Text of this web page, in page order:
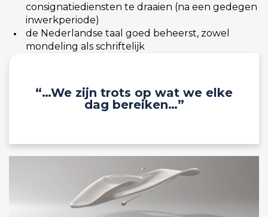
consignatiediensten te draaien (na een gedegen
inwerkperiode)
de Nederlandse taal goed beheerst, zowel
mondeling als schriftelijk
“…We zijn trots op wat we elke
dag bereiken…”